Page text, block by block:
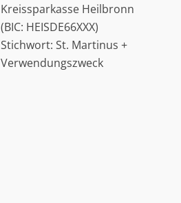
Kreissparkasse Heilbronn
(BIC: HEISDE66XXX)
Stichwort: St. Martinus +
Verwendungszweck